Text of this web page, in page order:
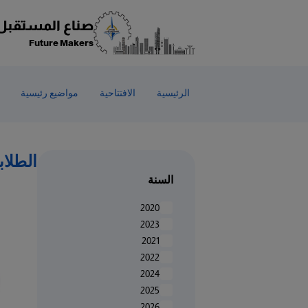
صناع
Future Makers
الرئيسية الافتتاحية مواضيع رئيسية
السنة
2020
2023
2021
2022
2024
2025